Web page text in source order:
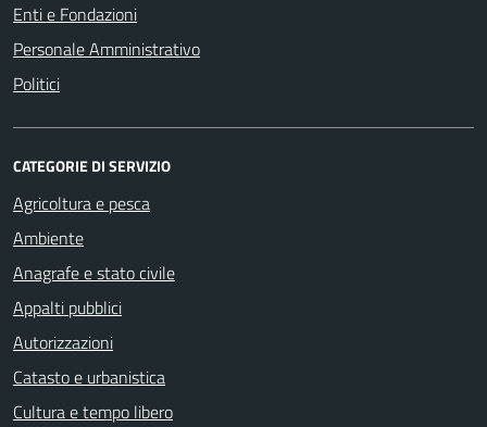
Enti e Fondazioni
Personale Amministrativo
Politici
CATEGORIE DI SERVIZIO
Agricoltura e pesca
Ambiente
Anagrafe e stato civile
Appalti pubblici
Autorizzazioni
Catasto e urbanistica
Cultura e tempo libero